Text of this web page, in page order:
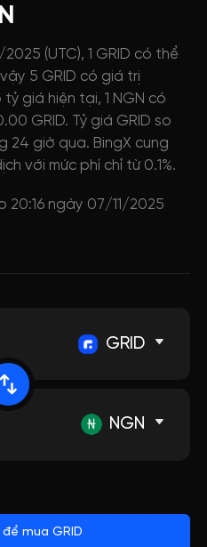
(UTC), 1 GRID có thể
5 GRID có giá trị
giá hiện tại, 1 NGN có
GRID. Tỷ giá GRID so
24 giờ qua. BingX cung
với mức phí chỉ từ 0.1%.
20:16 ngày 07/11/2025
GRID
NGN
mua GRID